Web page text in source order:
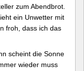
zum Abendbrot.
ein Unwetter mit
froh, dass ich das
scheint die Sonne
wieder muss